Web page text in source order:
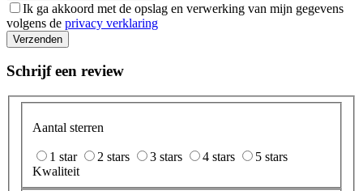
Ik ga akkoord met de opslag en verwerking van mijn gegevens
volgens de privacy verklaring
Verzenden
Schrijf een review
Aantal sterren
1 star 2 stars 3 stars 4 stars
5 stars
Kwaliteit